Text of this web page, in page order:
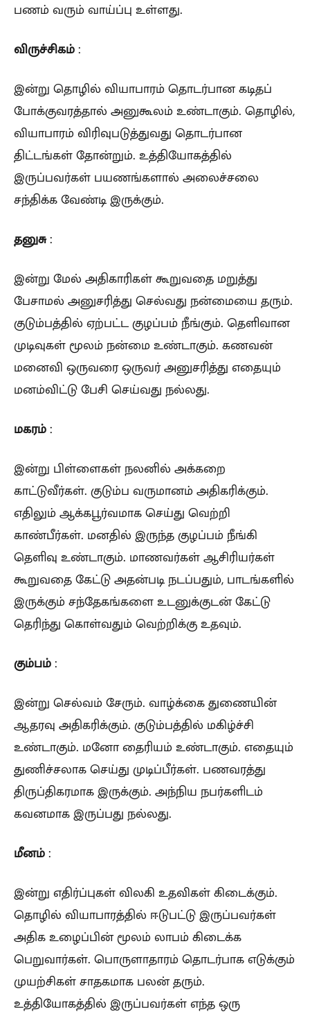
பணம் வரும் வாய்ப்பு உள்ளது.
விருச்சிகம் :
இன்று தொழில் வியாபாரம் தொடர்பான கடிதப்
போக்குவரத்தால் அனுகூலம் உண்டாகும். தொழில்,
வியாபாரம் விரிவுபடுத்துவது தொடர்பான
திட்டங்கள் தோன்றும். உத்தியோகத்தில்
இருப்பவர்கள் பயணங்களால் அலைச்சலை
சந்திக்க வேண்டி இருக்கும்.
தனுசு:
இன்று மேல் அதிகாரிகள் கூறுவதை மறுத்து
பேசாமல் அனுசரித்து செல்வது நன்மையை தரும்.
குடும்பத்தில் ஏற்பட்ட குழப்பம் நீங்கும். தெளிவான
முடிவுகள் மூலம் நன்மை உண்டாகும். கணவன்
மனைவி ஒருவரை ஒருவர் அனுசரித்து எதையும்
மனம்விட்டு பேசி செய்வது நல்லது.
மகரம் :
இன்று பிள்ளைகள் நலனில் அக்கறை
காட்டுவீர்கள். குடும்ப வருமானம் அதிகரிக்கும்.
எதிலும் ஆக்கபூர்வமாக செய்து வெற்றி
காண்பீர்கள். மனதில் இருந்த குழப்பம் நீங்கி
தெளிவு உண்டாகும். மாணவர்கள் ஆசிரியர்கள்
கூறுவதை கேட்டு அதன்படி நடப்பதும், பாடங்களில்
இருக்கும் சந்தேகங்களை உடனுக்குடன் கேட்டு
தெரிந்து கொள்வதும் வெற்றிக்கு உதவும்.
கும்பம் :
இன்று செல்வம் சேரும். வாழ்க்கை துணையின்
ஆதரவு அதிகரிக்கும். குடும்பத்தில் மகிழ்ச்சி
உண்டாகும். மனோ தைரியம் உண்டாகும். எதையும்
துணிச்சலாக செய்து முடிப்பீர்கள். பணவரத்து
திருப்திகரமாக இருக்கும். அந்நிய நபர்களிடம்
கவனமாக இருப்பது நல்லது.
மீனம் :
இன்று எதிர்ப்புகள் விலகி உதவிகள் கிடைக்கும்.
தொழில் வியாபாரத்தில் ஈடுபட்டு இருப்பவர்கள்
அதிக உழைப்பின் மூலம் லாபம் கிடைக்க
பெறுவார்கள். பொருளாதாரம் தொடர்பாக எடுக்கும்
முயற்சிகள் சாதகமாக பலன் தரும்.
உத்தியோகத்தில் இருப்பவர்கள் எந்த ஒரு